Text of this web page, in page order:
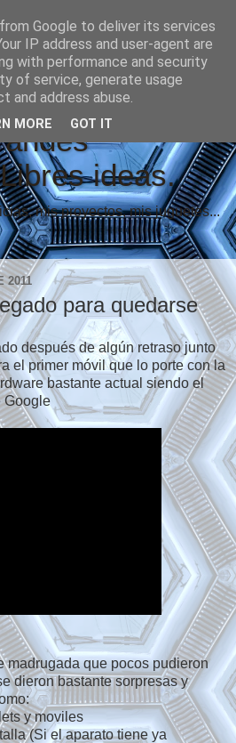
Buenas
ideas.
mis proyectos, mis juguetes...
2011
para quedarse
después de algún retraso junto
el primer móvil que lo porte con la
bastante actual siendo el
Google
madrugada que pocos pudieron
dieron bastante sorpresas y
y moviles
(Si el aparato tiene ya
Google to deliver its services
IP address and user-agent are
with performance and security
of service, generate usage
and address abuse.
MORE GOT IT